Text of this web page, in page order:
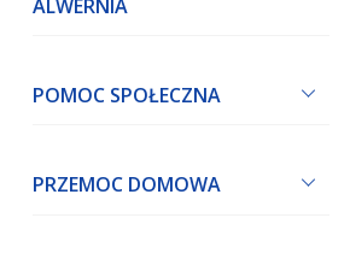
ALWERNIA
POMOC SPOŁECZNA
PRZEMOC DOMOWA